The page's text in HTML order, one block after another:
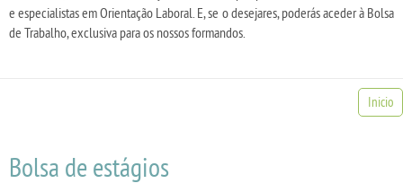
e especialistas em Orientação Laboral. E, se o desejares, poderás aceder à Bolsa
de Trabalho, exclusiva para os nossos formandos.
Inicio
Bolsa de estágios